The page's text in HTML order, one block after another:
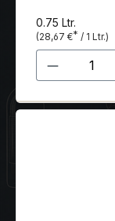
0.75 Ltr.
(28,67 €* / 1 Ltr.)
Produkt